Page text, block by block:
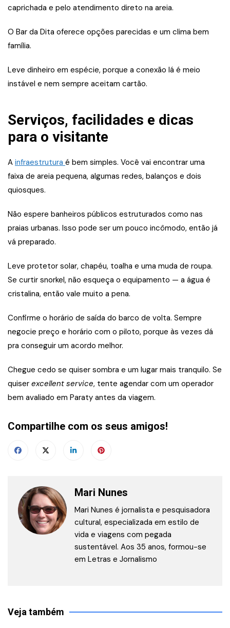
caprichada e pelo atendimento direto na areia.
O Bar da Dita oferece opções parecidas e um clima bem
família.
Leve dinheiro em espécie, porque a conexão lá é meio
instável e nem sempre aceitam cartão.
Serviços, facilidades e dicas
para o visitante
A infraestrutura é bem simples. Você vai encontrar uma
faixa de areia pequena, algumas redes, balanços e dois
quiosques.
Não espere banheiros públicos estruturados como nas
praias urbanas. Isso pode ser um pouco incômodo, então já
vá preparado.
Leve protetor solar, chapéu, toalha e uma muda de roupa.
Se curtir snorkel, não esqueça o equipamento — a água é
cristalina, então vale muito a pena.
Confirme o horário de saída do barco de volta. Sempre
negocie preço e horário com o piloto, porque às vezes dá
pra conseguir um acordo melhor.
Chegue cedo se quiser sombra e um lugar mais tranquilo. Se
quiser excellent service, tente agendar com um operador
bem avaliado em Paraty antes da viagem.
Compartilhe com os seus amigos!
Mari Nunes
Mari Nunes é jornalista e pesquisadora
cultural, especializada em estilo de
vida e viagens com pegada
sustentável. Aos 35 anos, formou-se
em Letras e Jornalismo
Veja também